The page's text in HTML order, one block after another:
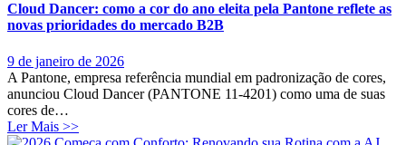
Cloud Dancer: como a cor do ano eleita pela Pantone reflete as
novas prioridades do mercado B2B
9 de janeiro de 2026
A Pantone, empresa referência mundial em padronização de cores,
anunciou Cloud Dancer (PANTONE 11-4201) como uma de suas
cores de…
Ler Mais >>